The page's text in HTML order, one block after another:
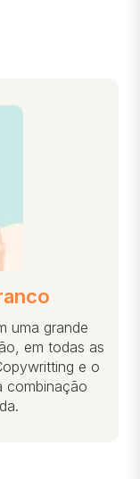
uma grande
em todas as
e o
combinação